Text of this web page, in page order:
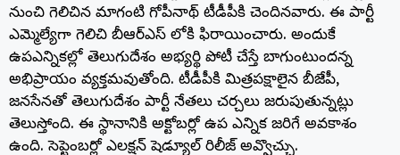
నుంచి గెలిచిన మాగంటి గోపీనాథ్ టీడీపీకి చెందినవారు. ఈ పార్టీ
ఎమ్మెల్యేగా గెలిచి బీఆర్ఎస్ లోకి ఫిరాయించారు. అందుకే
ఉపఎన్నికల్లో తెలుగుదేశం అభ్యర్థి పోటీ చేస్తే బాగుంటుందన్న
అభిప్రాయం వ్యక్తమవుతోంది. టీడీపీకి మిత్రపక్షాలైన బీజేపీ,
జనసేనతో తెలుగుదేశం పార్టీ నేతలు చర్చలు జరుపుతున్నట్లు
తెలుస్తోంది. ఈ స్థానానికి అక్టోబర్లో ఉప ఎన్నిక జరిగే అవకాశం
ఉంది. సెప్టెంబర్లో ఎలక్షన్ షెడ్యూల్ రిలీజ్ అవ్వొచ్చు.